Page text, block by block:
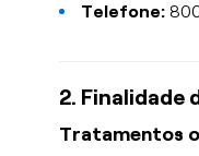
Telefone:
2. Finalidade
Tratamentos